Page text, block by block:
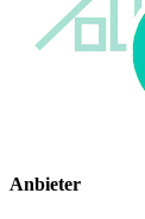
Anbieter